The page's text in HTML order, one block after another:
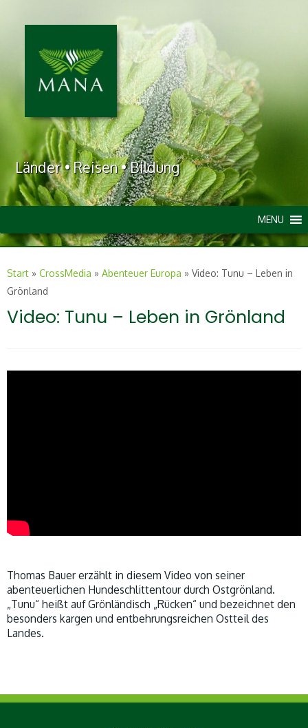
Länder • Reisen • Bildung
MENU
Start » CrossMedia » Abenteuer Europa » Video: Tunu – Leben in
Grönland
Video: Tunu – Leben in Grönland
Thomas Bauer erzählt in diesem Video von seiner
abenteuerlichen Hundeschlittentour durch Ostgrönland.
„Tunu“ heißt auf Grönländisch „Rücken“ und bezeichnet den
besonders kargen und entbehrungsreichen Ostteil des
Landes.